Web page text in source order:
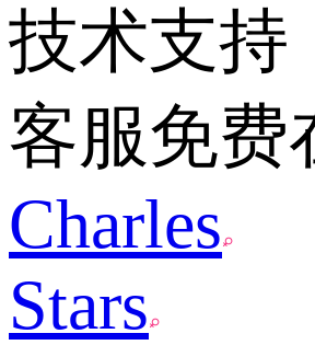
技术支持
客服免费
Charles
Stars